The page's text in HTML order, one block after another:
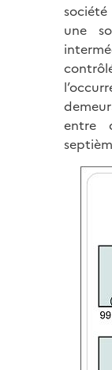
société
une
entre